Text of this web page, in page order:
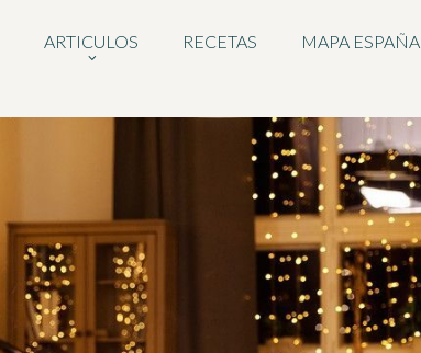
ARTICULOS RECETAS MAPA ESPAÑA